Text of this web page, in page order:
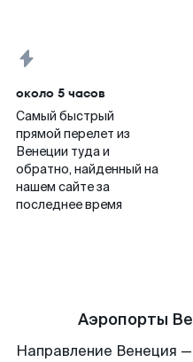
около 5 часов
Самый быстрый
прямой перелет из
Венеции туда и
обратно, найденный на
нашем сайте за
последнее время
Аэропорты
Направление Венеция